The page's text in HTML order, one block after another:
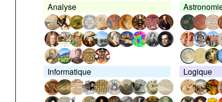
Analyse
Informatique Logique